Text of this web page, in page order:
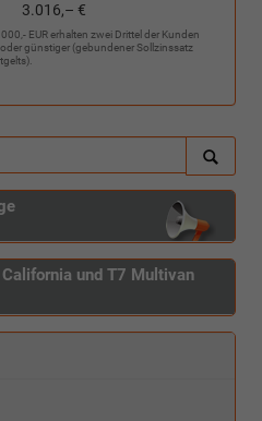
3.016,– €
EUR erhalten zwei Drittel der Kunden
günstiger (gebundener Sollzinssatz
und T7 Multivan